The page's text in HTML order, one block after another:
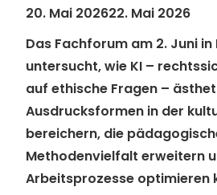
20. Mai 202622. Mai 2026
Das Fachforum am 2. Juni in
untersucht, wie KI –
auf ethische Fragen –
Ausdrucksformen in der
bereichern, die
Methodenvielfalt erweitern
Arbeitsprozesse optimieren